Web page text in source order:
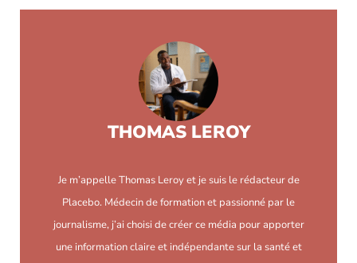
THOMAS LEROY
Je m’appelle Thomas Leroy et je suis le rédacteur de
Placebo. Médecin de formation et passionné par le
journalisme, j’ai choisi de créer ce média pour apporter
une information claire et indépendante sur la santé et